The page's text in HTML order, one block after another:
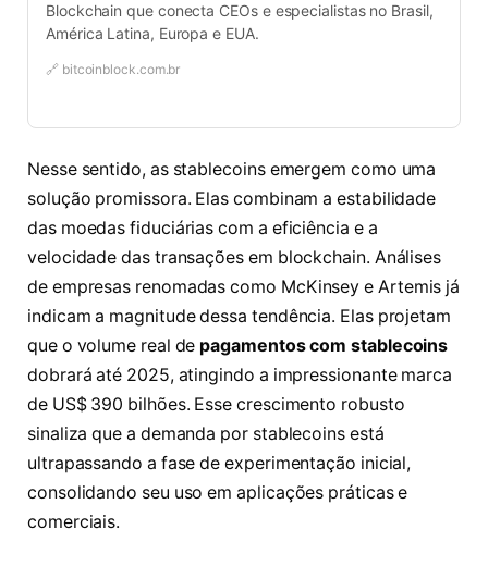
Blockchain que conecta CEOs e especialistas no Brasil,
América Latina, Europa e EUA.
🔗 bitcoinblock.com.br
Nesse sentido, as stablecoins emergem como uma
solução promissora. Elas combinam a estabilidade
das moedas fiduciárias com a eficiência e a
velocidade das transações em blockchain. Análises
de empresas renomadas como McKinsey e Artemis já
indicam a magnitude dessa tendência. Elas projetam
que o volume real de pagamentos com stablecoins
dobrará até 2025, atingindo a impressionante marca
de US$ 390 bilhões. Esse crescimento robusto
sinaliza que a demanda por stablecoins está
ultrapassando a fase de experimentação inicial,
consolidando seu uso em aplicações práticas e
comerciais.